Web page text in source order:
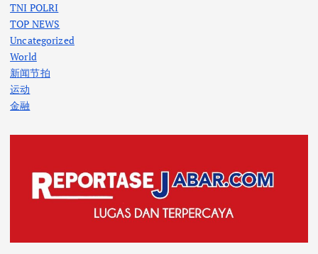
TNI POLRI
TOP NEWS
Uncategorized
World
新闻节拍
运动
金融